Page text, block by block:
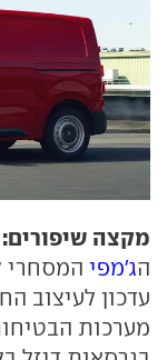
מקצה שיפורים:
הג'מפי המסחרי
עדכון לעיצוב
מערכות